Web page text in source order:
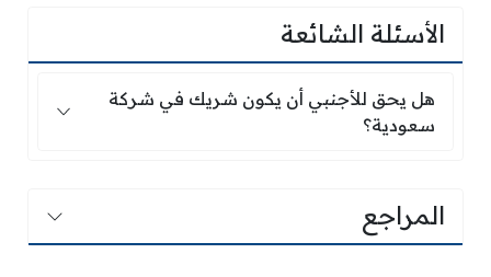
الأسئلة الشائعة
هل يحق للأجنبي أن يكون شريك في شركة
هل يحق للأجنبي أن يكون شريك في شركة
سعودية؟
المراجع